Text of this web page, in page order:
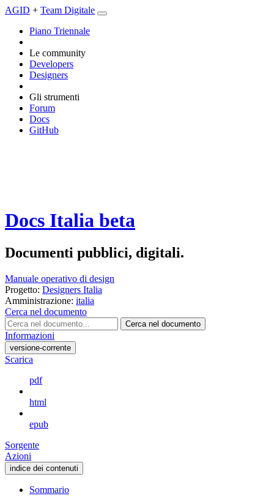
AGID + Team Digitale
Piano Triennale
Le community
Developers
Designers
Gli strumenti
Forum
Docs
GitHub
Docs Italia beta
Documenti pubblici, digitali.
Manuale operativo di design
Progetto: Designers Italia
Amministrazione: italia
Cerca nel documento
Cerca nel documento
Informazioni
versione-corrente
Scarica
pdf
html
epub
Sorgente
Azioni
indice dei contenuti
Sommario